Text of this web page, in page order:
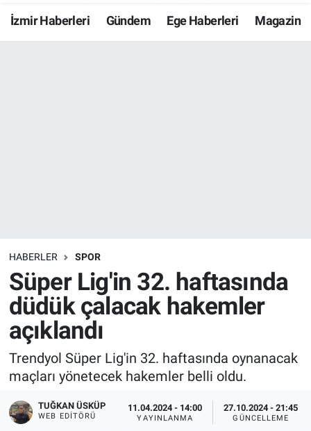
İzmir Haberleri Gündem Ege Haberleri Magazin
HABERLER SPOR
Süper Lig'in 32. haftasında
düdük çalacak hakemler
açıklandı
Trendyol Süper Lig'in 32. haftasında oynanacak
maçları yönetecek hakemler belli oldu.
TUĞKAN ÜSKÜP
WEB EDITÖRÜ
11.04.2024 - 14:00
YAYINLANMA
27.10.2024 - 21:45
GÜNCELLEME
Resmi İlanlar